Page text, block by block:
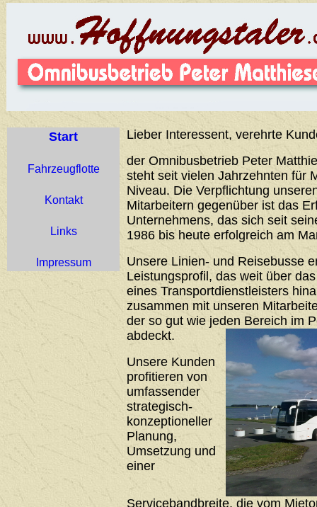
Start
Fahrzeugflotte
Kontakt
Links
Impressum
Lieber Interessent, verehrte
der Omnibusbetrieb Peter
steht seit vielen Jahrzehnten für
Niveau. Die Verpflichtung
Mitarbeitern gegenüber ist das
Unternehmens, das sich seit
1986 bis heute erfolgreich am
Unsere Linien- und Reisebusse
Leistungsprofil, das weit über
eines Transportdienstleisters
zusammen mit unseren
der so gut wie jeden Bereich im
abdeckt.
Unsere Kunden
profitieren von
umfassender
strategisch-
konzeptioneller
Planung,
Umsetzung und
einer
Servicebandbreite, die vom